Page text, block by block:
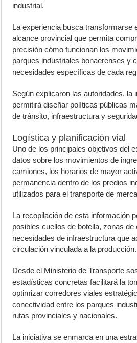
industrial.
La experiencia busca transformarse
alcance provincial que permita
precisión cómo funcionan los
parques industriales bonaerenses y
necesidades específicas de cada
Según explicaron las autoridades, la
permitirá diseñar políticas públicas
de tránsito, infraestructura y
Logística y planificación vial
Uno de los principales objetivos del
datos sobre los movimientos de
camiones, los horarios de mayor
permanencia dentro de los predios
utilizados para el transporte de
La recopilación de esta información
posibles cuellos de botella, zonas de
necesidades de infraestructura que
circulación vinculada a la producción.
Desde el Ministerio de Transporte
estadísticas concretas facilitará la
optimizar corredores viales
conectividad entre los parques
rutas provinciales y nacionales.
La iniciativa se enmarca en una